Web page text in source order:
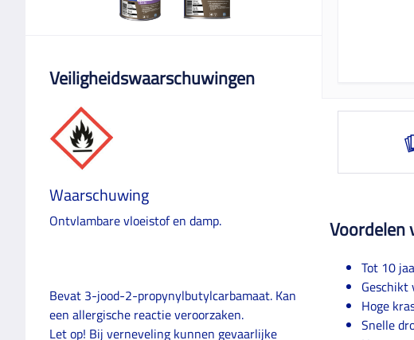
Veiligheidswaarschuwingen
Waarschuwing
Ontvlambare vloeistof en damp.
Bevat 3-jood-2-propynylbutylcarbamaat. Kan
een allergische reactie veroorzaken.
Let op! Bij verneveling kunnen gevaarlijke
Voordelen
Tot 10
Geschikt
Hoge
Snelle